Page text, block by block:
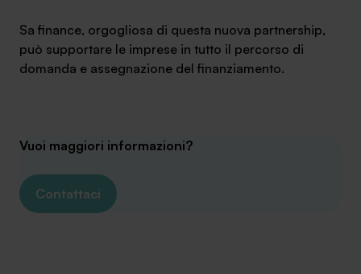
Sa finance, orgogliosa di questa nuova partnership,
può supportare le imprese in tutto il percorso di
domanda e assegnazione del finanziamento.
Vuoi maggiori informazioni?
Contattaci